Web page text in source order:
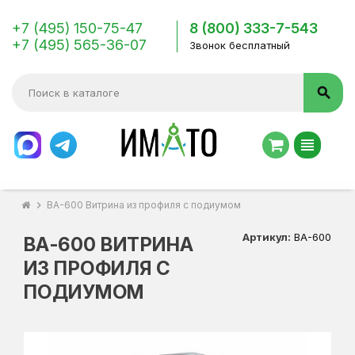
+7 (495) 150-75-47
+7 (495) 565-36-07
8 (800) 333-7-543
Звонок бесплатный
search
view_headline
chevron_right ВА-600 Витрина из профиля с подиумом
ВА-600 ВИТРИНА
ИЗ ПРОФИЛЯ С
ПОДИУМОМ
Артикул: ВА-600